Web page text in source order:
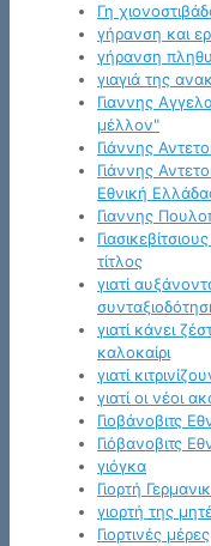
Γη
γήρανση και
γήρανση
γιαγιά της
Γιαννης
μέλλον"
Γιάννης
Γιάννης
Εθνική
Γιαννης
τίτλος
γιατί
γιατί κάνει
καλοκαίρι
γιατί
γιατί οι νέοι
Γιοβάνοβιτς
Γιόβανοβιτς
γιόγκα
Γιορτή
γιορτή της
Γιορτινές μέρες